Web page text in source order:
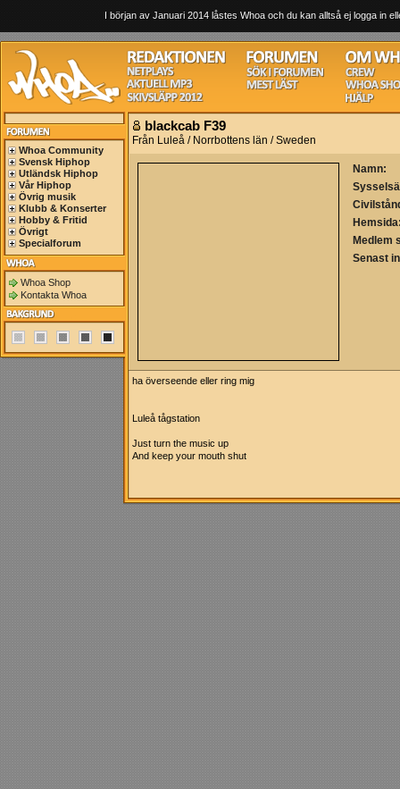
I början av Januari 2014 låstes Whoa och du kan alltså ej logga in
Whoa Community
Svensk Hiphop
Utländsk Hiphop
Vår Hiphop
Övrig musik
Klubb & Konserter
Hobby & Fritid
Övrigt
Specialforum
Whoa Shop
Kontakta Whoa
blackcab F39
Från Luleå / Norrbottens län / Sweden
Namn:
Medlem
Senast
ha överseende eller ring mig
Luleå tågstation
Just turn the music up
And keep your mouth shut